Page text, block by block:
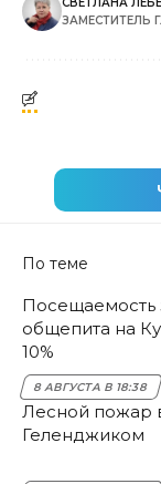
ЗАМЕСТИТЕЛЬ
По теме
Посещаемость
общепита на
10%
8 АВГУСТА В 18:38
Лесной пожар
Геленджиком